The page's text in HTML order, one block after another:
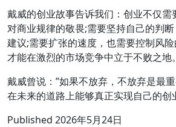
戴威的创业故事告诉我们：创业不仅需
对商业规律的敬畏;需要坚持自己的判
建议;需要扩张的速度，也需要控制风险
才能在激烈的市场竞争中立于不败之地。
戴威曾说：”如果不放弃，不放弃是最
在未来的道路上能够真正实现自己的创
Published 2026年5月24日